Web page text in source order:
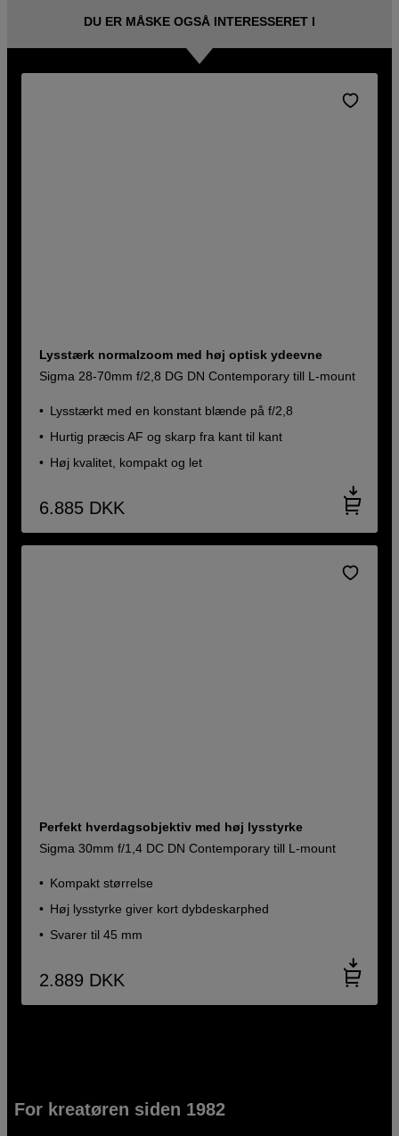
DU ER MÅSKE OGSÅ INTERESSERET I
Lysstærk normalzoom med høj optisk ydeevne
Sigma 28-70mm f/2,8 DG DN Contemporary till L-mount
Lysstærkt med en konstant blænde på f/2,8
Hurtig præcis AF og skarp fra kant til kant
Høj kvalitet, kompakt og let
6.885 DKK
Perfekt hverdagsobjektiv med høj lysstyrke
Sigma 30mm f/1,4 DC DN Contemporary till L-mount
Kompakt størrelse
Høj lysstyrke giver kort dybdeskarphed
Svarer til 45 mm
2.889 DKK
For kreatøren siden 1982